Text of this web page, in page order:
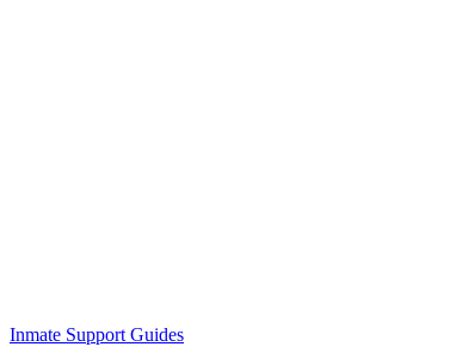
Inmate Support Guides